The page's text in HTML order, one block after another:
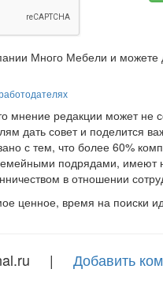
Много Мебели и можете
редакции может не
дать совет и поделится
с тем, что более 60%
подрядами, имеют
в отношении
ценное, время на поиски
| Добавить